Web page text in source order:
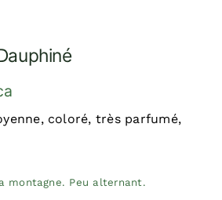
coloré, très parfumé,
montagne. Peu alternant.